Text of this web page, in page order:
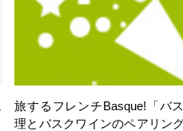
旅するフレンチBasque!「バ
理とバスクワインのペアリン